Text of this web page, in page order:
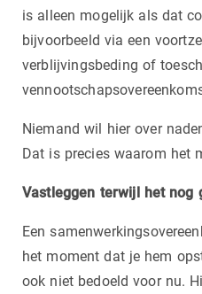
is alleen mogelijk als dat
bijvoorbeeld via een
verblijvingsbeding of
Niemand wil hier over
Dat is precies waarom het
Vastleggen terwijl het nog
Een
het moment dat je hem
ook niet bedoeld voor nu.